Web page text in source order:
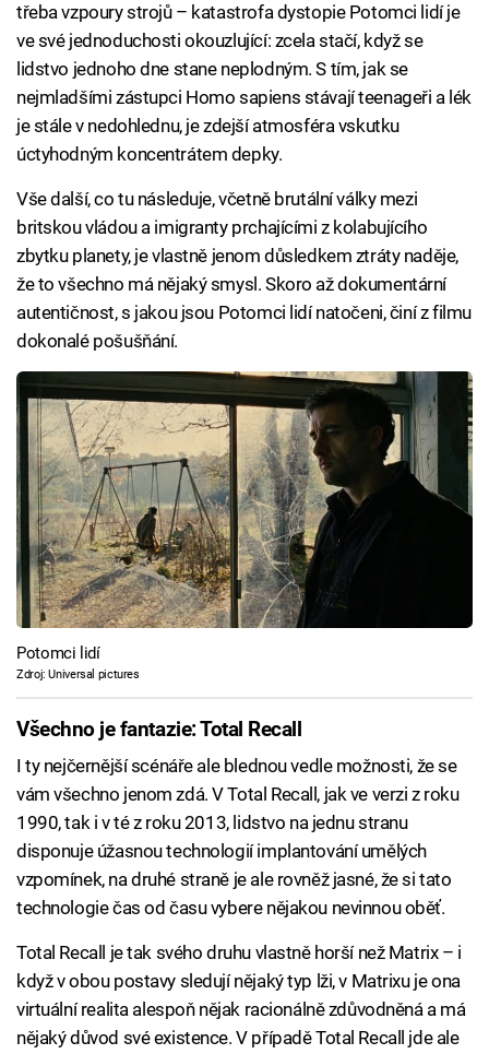
třeba vzpoury strojů – katastrofa dystopie Potomci lidí je
ve své jednoduchosti okouzlující: zcela stačí, když se
lidstvo jednoho dne stane neplodným. S tím, jak se
nejmladšími zástupci Homo sapiens stávají teenageři a lék
je stále v nedohlednu, je zdejší atmosféra vskutku
úctyhodným koncentrátem depky.
Vše další, co tu následuje, včetně brutální války mezi
britskou vládou a imigranty prchajícími z kolabujícího
zbytku planety, je vlastně jenom důsledkem ztráty naděje,
že to všechno má nějaký smysl. Skoro až dokumentární
autentičnost, s jakou jsou Potomci lidí natočeni, činí z filmu
dokonalé pošušňání.
Potomci lidí
Zdroj: Universal pictures
Všechno je fantazie: Total Recall
I ty nejčernější scénáře ale blednou vedle možnosti, že se
vám všechno jenom zdá. V Total Recall, jak ve verzi z roku
1990, tak i v té z roku 2013, lidstvo na jednu stranu
disponuje úžasnou technologií implantování umělých
vzpomínek, na druhé straně je ale rovněž jasné, že si tato
technologie čas od času vybere nějakou nevinnou oběť.
Total Recall je tak svého druhu vlastně horší než Matrix – i
když v obou postavy sledují nějaký typ lži, v Matrixu je ona
virtuální realita alespoň nějak racionálně zdůvodněná a má
nějaký důvod své existence. V případě Total Recall jde ale